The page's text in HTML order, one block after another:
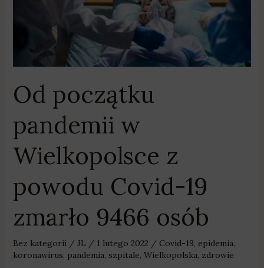
Od początku
pandemii w
Wielkopolsce z
powodu Covid-19
zmarło 9466 osób
Bez kategorii/ JL / 1 lutego 2022 / Covid-19, epidemia,
koronawirus, pandemia, szpitale, Wielkopolska, zdrowie
Covid-
19
9466